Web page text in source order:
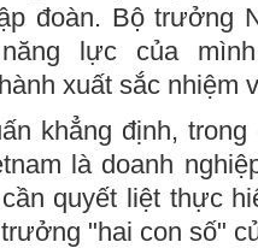
đoàn. Bộ trưởng
lực của
xuất sắc nhiệm
khẳng định,
là doanh
quyết liệt thực
"hai con số"